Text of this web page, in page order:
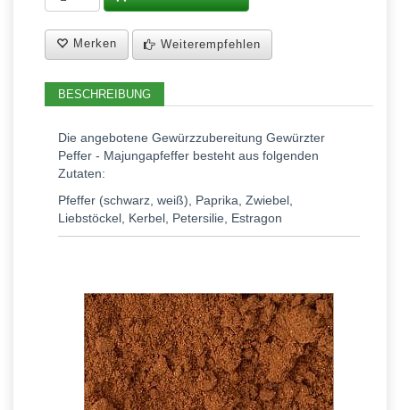
Merken Weiterempfehlen
BESCHREIBUNG
Die angebotene Gewürzzubereitung Gewürzter
Peffer - Majungapfeffer besteht aus folgenden
Zutaten:
Pfeffer (schwarz, weiß), Paprika, Zwiebel,
Liebstöckel, Kerbel, Petersilie, Estragon